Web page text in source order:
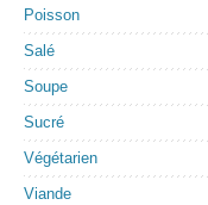
Poisson
Salé
Soupe
Sucré
Végétarien
Viande